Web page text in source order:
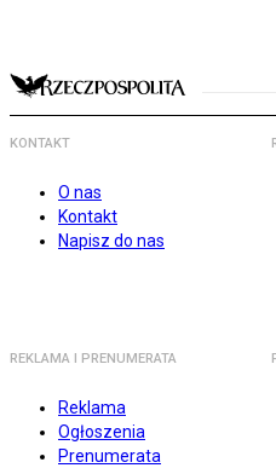
KONTAKT
O nas
Kontakt
Napisz do nas
REKLAMA I PRENUMERATA
Reklama
Ogłoszenia
Prenumerata